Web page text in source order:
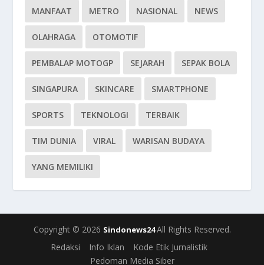
MANFAAT METRO NASIONAL NEWS
OLAHRAGA OTOMOTIF
PEMBALAP MOTOGP SEJARAH SEPAK BOLA
SINGAPURA SKINCARE SMARTPHONE
SPORTS TEKNOLOGI TERBAIK
TIM DUNIA VIRAL WARISAN BUDAYA
YANG MEMILIKI
Copyright © 2026 Sindonews24All Rights Reserved.
Redaksi
Info Iklan
Kode Etik Jurnalistik
Pedoman Media Siber